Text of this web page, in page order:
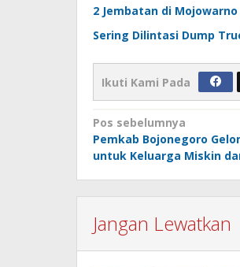
2 Jembatan di
Sering Dilintasi Dump
Ikuti Kami Pada
Navigasi
pos
Pos sebelumnya
Pemkab Bojonegoro
untuk Keluarga Miskin
Jangan Lewatkan